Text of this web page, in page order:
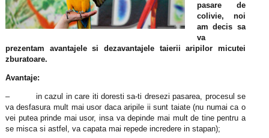
pasare de
colivie, noi
am decis sa
va
prezentam avantajele si dezavantajele taierii aripilor micutei
zburatoare.
Avantaje:
– in cazul in care iti doresti sa-ti dresezi pasarea, procesul se
va desfasura mult mai usor daca aripile ii sunt taiate (nu numai ca o
vei putea prinde mai usor, insa va depinde mai mult de tine pentru a
se misca si astfel, va capata mai repede incredere in stapan);